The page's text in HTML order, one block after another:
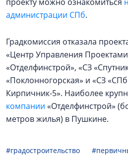
администрации СПб.
Градкомиссия отказала
«Центр Управления
«Отделфинстрой», «СЗ
«Поклонногорская» и «СЗ
Кирпичник-5». Наиболее
компании «Отделфинстрой»
метров жилья) в Пушкине.
#градостроительство